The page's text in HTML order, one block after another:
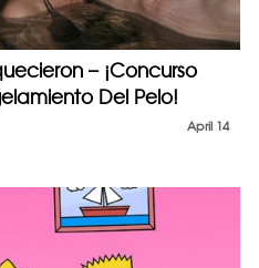
– ¡Concurso
Del Pelo!
April 14